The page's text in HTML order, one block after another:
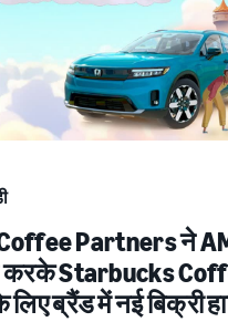
Partners ने
करके Starbucks
ब्रैंड में नई बिक्री